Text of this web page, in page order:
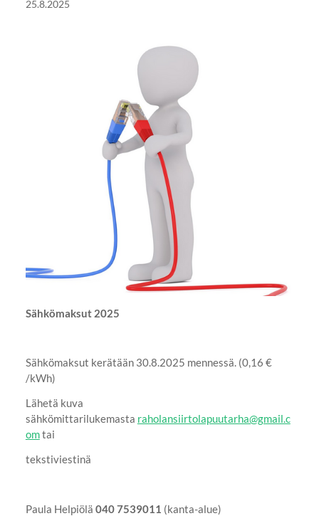
25.8.2025
Sähkömaksut 2025
Sähkömaksut kerätään 30.8.2025 mennessä. (0,16 €
/kWh)
Lähetä kuva
sähkömittarilukemasta raholansiirtolapuutarha@gmail.c
omtai
tekstiviestinä
Paula Helpiölä 040 7539011 (kanta-alue)